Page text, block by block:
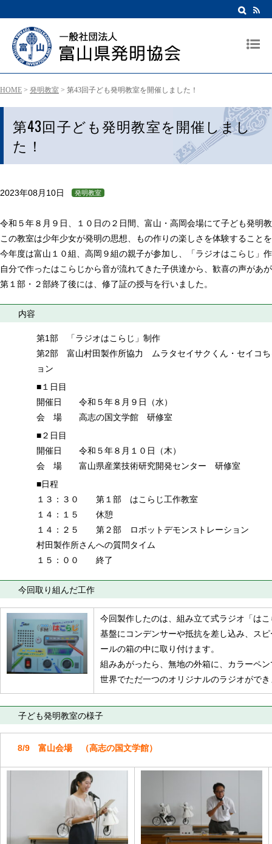
HOME > 発明教室 > 第43回子ども発明教室を開催しました！
第43回子ども発明教室を開催しまし
た！
2023年08月10日 発明教室
令和５年８月９日、１０日の２日間、富山・高岡会場にて子ども発明
この教室は少年少女が発明の思想、もの作りの楽しさを体験すること
今年度は富山１０組、高岡９組の親子が参加し、「ラジオはこらじ」
自分で作ったはこらじから音が流れてきた子供達から、歓喜の声があ
第１部・２部終了後には、修了証の授与を行いました。
内容
第1部 「ラジオはこらじ」制作
第2部 富山村田製作所協力 ムラタセイサクくん・セイコち
ョン
■１日目
開催日 令和５年８月９日（水）
会 場 高志の国文学館 研修室
■２日目
開催日 令和５年８月１０日（木）
会 場 富山県産業技術研究開発センター 研修室
■日程
１３：３０ 第１部 はこらじ工作教室
１４：１５ 休憩
１４：２５ 第２部 ロボットデモンストレーション
村田製作所さんへの質問タイム
１５：００ 終了
今回取り組んだ工作
今回製作したのは、組み立て式ラジオ「は
基盤にコンデンサーや抵抗を差し込み、ス
ールの箱の中に取り付けます。
組みあがったら、無地の外箱に、カラーペ
世界でただ一つのオリジナルのラジオがで
子ども発明教室の様子
8/9 富山会場 （高志の国文学館）